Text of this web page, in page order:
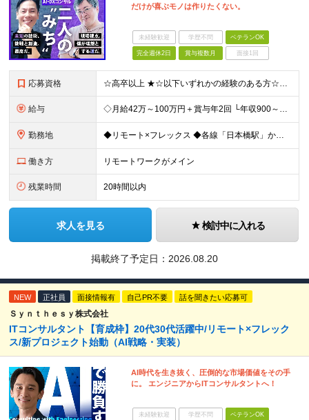
だけが喜ぶモノは作りたくない。
未経験歓迎 学歴不問 ベテランOK
完全週休2日 賞与複数月 面接1回
応募資格 ☆高卒以上 ★☆以下いずれかの経験のある方☆★ ◎大手や中小企業での顧客折衝・提案に関する経験 ◎SIerや事業会社における上流工程（顧客折衝・提案等）の経験 ◎PL・PMの実務経験 ◎コンサルティ
給与 ◇月給42万～100万円＋賞与年2回 └年収900～1600万円可能 ★☆年収例☆★ ◎37歳・元開発エンジニア └年収900万（2年後に年収150万UP実績） ◎40歳・元SierのPM └年収1
勤務地 ◆リモート×フレックス ◆各線「日本橋駅」から徒歩1分 【本社】 東京都中央区日本橋2-1-3 アーバンネット日本橋二丁目ビル6階 ※変更の範囲：上記を除く当社関連勤務地
働き方 リモートワークがメイン
残業時間 20時間以内
求人を見る 検討中に入れる
掲載終了予定日： 2026.08.20
NEW 正社員 面接情報有 自己PR不要 話を聞きたい応募可
Ｓｙｎｔｈｅｓｙ株式会社
ITコンサルタント【育成枠】20代30代活躍中/リモート×フレック
ス/新プロジェクト始動（AI戦略・実装）
AI時代を生き抜く、圧倒的な市場価値をその手
に。 エンジニアからITコンサルタントへ！
未経験歓迎 学歴不問 ベテランOK